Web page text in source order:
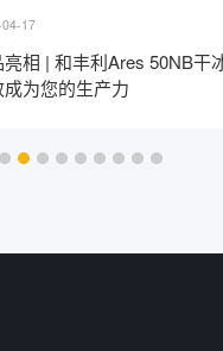
清洗机问世，让精准